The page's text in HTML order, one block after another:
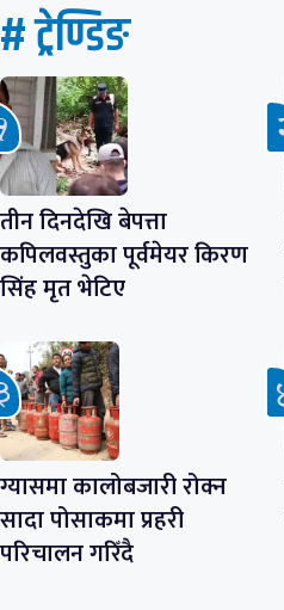
# ट्रेण्डिङ
तीन दिनदेखि बेपत्ता
कपिलवस्तुका पूर्वमेयर किरण
सिंह मृत भेटिए
ग्यासमा कालोबजारी रोक्न
सादा पोसाकमा प्रहरी
परिचालन गरिँदै